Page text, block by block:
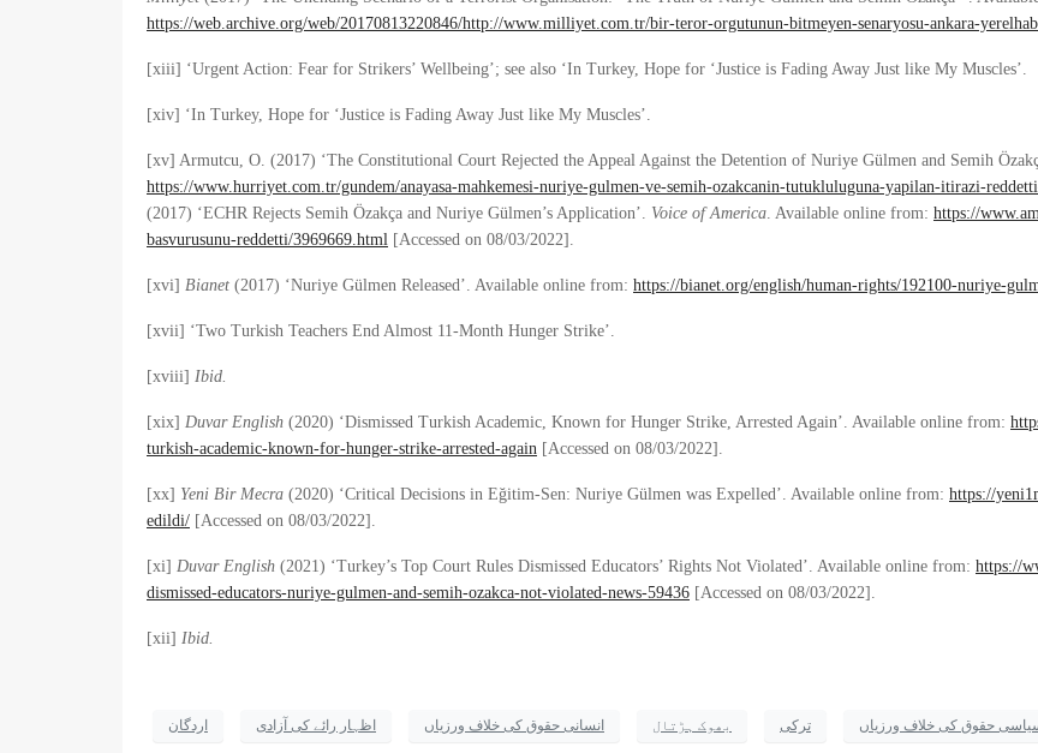
https://web.archive.org/web/20170813220846/http://www.milliyet.com.tr/bir-teror-orgutunun-bitmeyen-senaryosu-ankara-
[xiii] ‘Urgent Action: Fear for Strikers’ Wellbeing’; see also ‘In Turkey, Hope for ‘Justice is Fading Away Just like My Muscles’.
[xiv] ‘In Turkey, Hope for ‘Justice is Fading Away Just like My Muscles’.
[xv] Armutcu, O. (2017) ‘The Constitutional Court Rejected the Appeal Against the Detention of Nuriye Gülmen and Semih
https://www.hurriyet.com.tr/gundem/anayasa-mahkemesi-nuriye-gulmen-ve-semih-ozakcanin-tutukluluguna-yapilan-itirazi-
(2017) ‘ECHR Rejects Semih Özakça and Nuriye Gülmen’s Application’. Voice of America . Available online from: https://
basvurusunu-reddetti/3969669.html [Accessed on 08/03/2022].
[xvi] Bianet (2017) ‘Nuriye Gülmen Released’. Available online from: https://bianet.org/english/human-rights/192100-nuriye-
[xvii] ‘Two Turkish Teachers End Almost 11-Month Hunger Strike’.
[xviii] Ibid.
[xix] Duvar English (2020) ‘Dismissed Turkish Academic, Known for Hunger Strike, Arrested Again’. Available online from:
turkish-academic-known-for-hunger-strike-arrested-again [Accessed on 08/03/2022].
[xx] Yeni Bir Mecra (2020) ‘Critical Decisions in Eğitim-Sen: Nuriye Gülmen was Expelled’. Available online from: https://
edildi/ [Accessed on 08/03/2022].
[xi] Duvar English (2021) ‘Turkey’s Top Court Rules Dismissed Educators’ Rights Not Violated’. Available online from: https://
dismissed-educators-nuriye-gulmen-and-semih-ozakca-not-violated-news-59436 [Accessed on 08/03/2022].
[xii] Ibid.
اردگان اظہار رائے کی آزادی انسانی حقوق کی خلاف ورزیاں بھوک ہڑتال ترکی حقوق کی خلاف ورزیاں